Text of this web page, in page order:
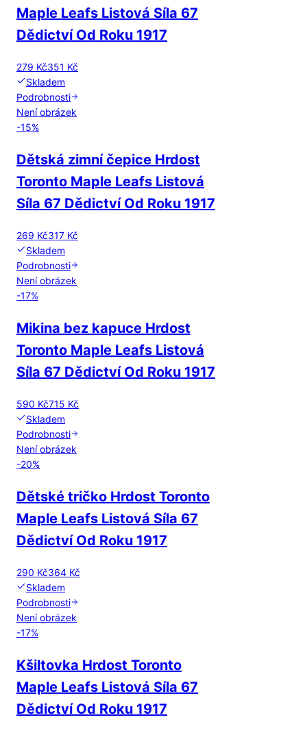
Maple Leafs Listová Síla 67
Dědictví Od Roku 1917
279 Kč351 Kč
Skladem
Podrobnosti
Není obrázek
-15%
Dětská zimní čepice Hrdost
Toronto Maple Leafs Listová
Síla 67 Dědictví Od Roku 1917
269 Kč317 Kč
Skladem
Podrobnosti
Není obrázek
-17%
Mikina bez kapuce Hrdost
Toronto Maple Leafs Listová
Síla 67 Dědictví Od Roku 1917
590 Kč715 Kč
Skladem
Podrobnosti
Není obrázek
-20%
Dětské tričko Hrdost Toronto
Maple Leafs Listová Síla 67
Dědictví Od Roku 1917
290 Kč364 Kč
Skladem
Podrobnosti
Není obrázek
-17%
Kšiltovka Hrdost Toronto
Maple Leafs Listová Síla 67
Dědictví Od Roku 1917